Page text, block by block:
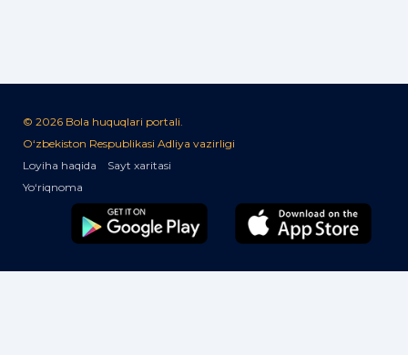
© 2026 Bola huquqlari portali.
O‘zbekiston Respublikasi Adliya vazirligi
Loyiha haqida
Sayt xaritasi
Yo‘riqnoma